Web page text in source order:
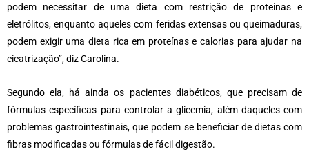
podem necessitar de uma dieta com restrição de proteínas e
eletrólitos, enquanto aqueles com feridas extensas ou queimaduras,
podem exigir uma dieta rica em proteínas e calorias para ajudar na
cicatrização”, diz Carolina.
Segundo ela, há ainda os pacientes diabéticos, que precisam de
fórmulas específicas para controlar a glicemia, além daqueles com
problemas gastrointestinais, que podem se beneficiar de dietas com
fibras modificadas ou fórmulas de fácil digestão.